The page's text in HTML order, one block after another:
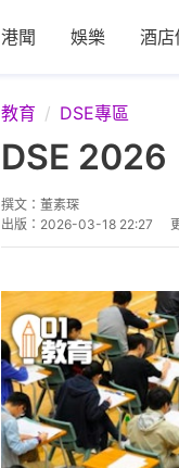
港聞 娛樂 酒店
教育 DSE專區
DSE 2026
撰文： 董素琛
出版： 2026-03-18 22:27